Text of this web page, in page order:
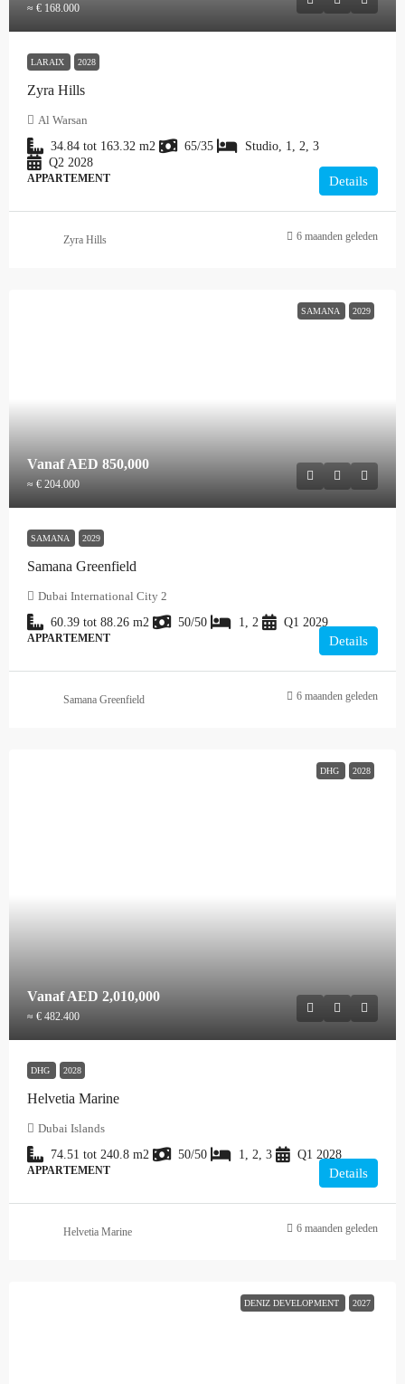
≈ € 168.000
LARAIX 2028
Zyra Hills
Al Warsan
34.84 tot 163.32 m2 65/35
Studio, 1, 2, 3
Q2 2028
APPARTEMENT Details
Zyra Hills 6 maanden geleden
SAMANA 2029
VanafAED 850,000
≈ € 204.000
SAMANA 2029
Samana Greenfield
Dubai International City 2
60.39 tot 88.26 m2 50/50 1, 2 Q1 2029
APPARTEMENT Details
Samana Greenfield 6 maanden geleden
DHG 2028
VanafAED 2,010,000
≈ € 482.400
DHG 2028
Helvetia Marine
Dubai Islands
74.51 tot 240.8 m2 50/50 1, 2, 3 Q1 2028
APPARTEMENT Details
Helvetia Marine 6 maanden geleden
DENIZ DEVELOPMENT 2027